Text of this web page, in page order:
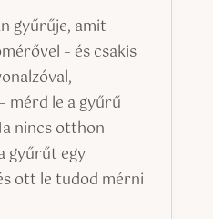
gyűrűje, amit
– és csakis
mérd le a gyűrű
nincs otthon
gyűrűt egy
ott le tudod mérni